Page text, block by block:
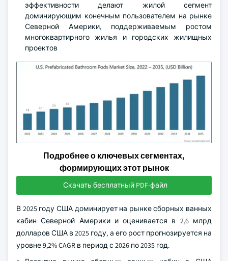
эффективности делают жилой сегмент
доминирующим конечным пользователем на рынке
Северной Америки, поддерживаемым ростом
многоквартирного жилья и городских жилищных
проектов
Подробнее о ключевых сегментах,
формирующих этот рынок
Скачать бесплатный PDF-файл
В 2025 году США доминирует на рынке сборных ванных
кабин Северной Америки и оценивается в 2,6 млрд
долларов США в 2025 году, а его рост прогнозируется на
уровне 9,2% CAGR в период с 2026 по 2035 год.